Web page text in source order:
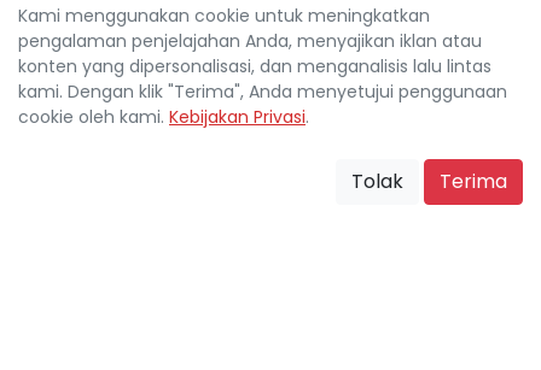
location_onJakarta Selatan location_on Jakarta Selatan
Kami menggunakan cookie untuk meningkatkan
pengalaman penjelajahan Anda, menyajikan iklan atau
konten yang dipersonalisasi, dan menganalisis lalu lintas
kami. Dengan klik "Terima", Anda menyetujui penggunaan
cookie oleh kami. Kebijakan Privasi.
Tolak Terima